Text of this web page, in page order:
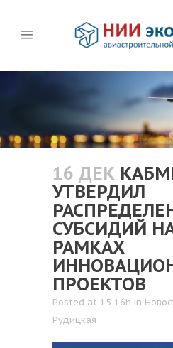
16 ДЕК
УТВЕРДИЛ
СУБСИДИЙ
РАМКАХ
ПРОЕКТОВ
Posted at 15:16h in
Рудицкая